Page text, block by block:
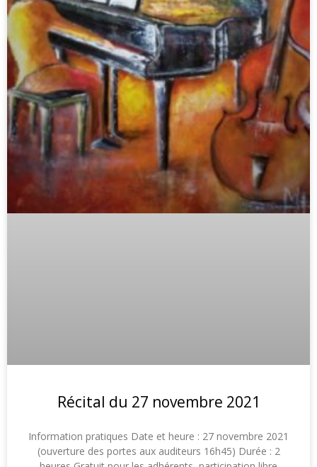
Récital du 27 novembre 2021
Information pratiques Date et heure : 27 novembre 2021
(ouverture des portes aux auditeurs 16h45) Durée : 2